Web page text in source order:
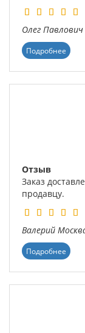
Олег Павлович
Подробнее
Отзыв
Заказ
продавцу.
Валерий
Подробнее